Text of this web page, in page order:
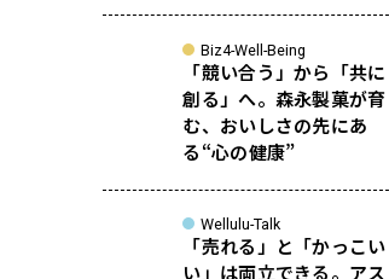
Biz4-Well-Being
「競い合う」から「共に
創る」へ。森永製菓が育
む、おいしさの先にあ
る“心の健康”
Wellulu-Talk
「売れる」と「かっこい
い」は両立できる。アス